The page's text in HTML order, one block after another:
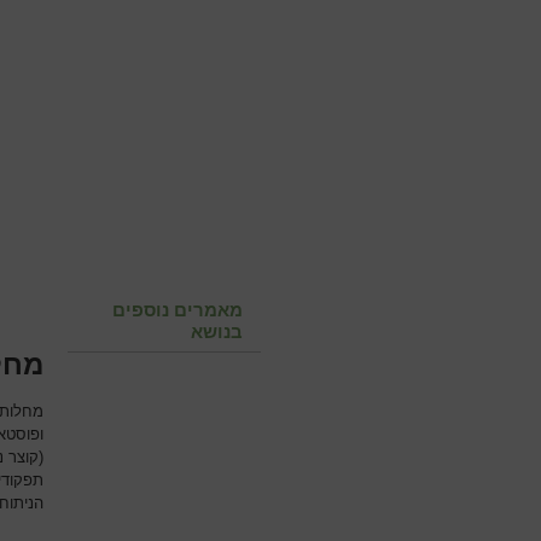
(קוצר
מאמרים נוספים
בנושא